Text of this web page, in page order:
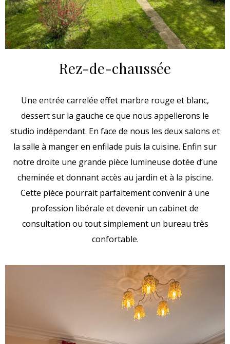
Rez-de-chaussée
Une entrée carrelée effet marbre rouge et blanc,
dessert sur la gauche ce que nous appellerons le
studio indépendant. En face de nous les deux salons et
la salle à manger en enfilade puis la cuisine. Enfin sur
notre droite une grande pièce lumineuse dotée d’une
cheminée et donnant accès au jardin et à la piscine.
Cette pièce pourrait parfaitement convenir à une
profession libérale et devenir un cabinet de
consultation ou tout simplement un bureau très
confortable.